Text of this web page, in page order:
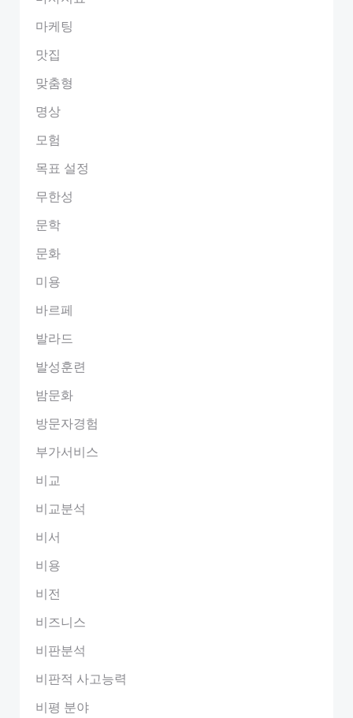
마케팅
맛집
맞춤형
명상
모험
목표 설정
무한성
문학
문화
미용
바르페
발라드
발성훈련
밤문화
방문자경험
부가서비스
비교
비교분석
비서
비용
비전
비즈니스
비판분석
비판적 사고능력
비평 분야